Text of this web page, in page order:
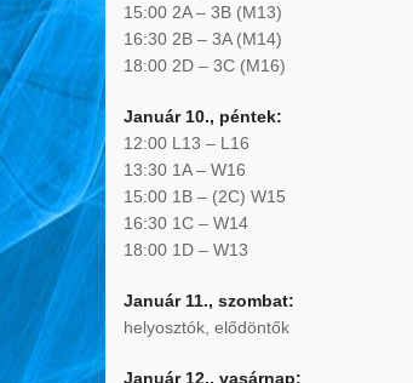
15:00 2A – 3B (M13)
16:30 2B – 3A (M14)
18:00 2D – 3C (M16)
Január 10., péntek:
12:00 L13 – L16
13:30 1A – W16
15:00 1B – (2C) W15
16:30 1C – W14
18:00 1D – W13
Január 11., szombat:
helyosztók, elődöntők
Január 12., vasárnap: